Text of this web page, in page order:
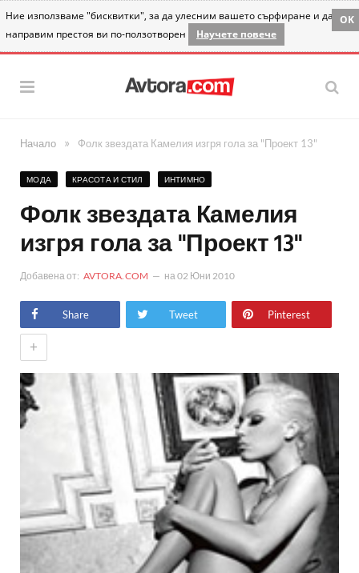
Ние използваме "бисквитки", за да улесним вашето сърфиране и да
направим престоя ви по-ползотворен
Научете повече
OK
Начало » Фолк звездата Камелия изгря гола за "Проект 13"
МОДА КРАСОТА И СТИЛ ИНТИМНО
Фолк звездата Камелия
изгря гола за "Проект 13"
Добавена от: AVTORA.COM на02 Юни 2010
Share Tweet Pinterest
+